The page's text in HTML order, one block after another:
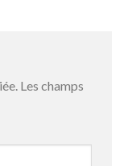
Les champs